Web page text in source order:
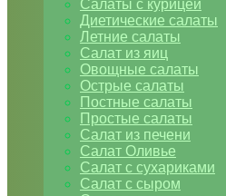
Салаты с курицей
Диетические салаты
Летние салаты
Салат из яиц
Овощные салаты
Острые салаты
Постные салаты
Простые салаты
Салат из печени
Салат Оливье
Салат с сухариками
Салат с сыром